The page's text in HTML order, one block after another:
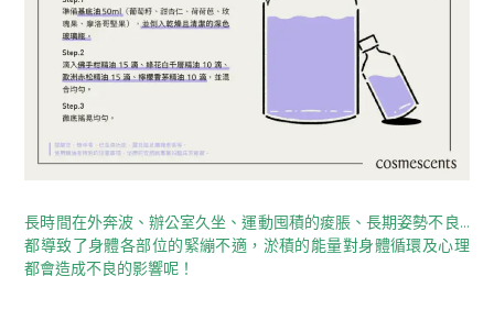
長時間在外奔波、辦公室久坐、運動囤積的痠脹、長期姿勢不良…
都導致了身體各部位的緊繃不適，淤積的能量對身體循環及心理
都會造成不良的影響呢！